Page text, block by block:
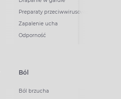
Preparaty przeciwwirusowe
Zapalenie ucha
Odporność
Ból
Ból brzucha